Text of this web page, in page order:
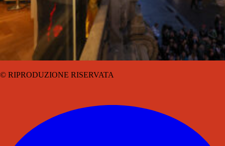
© RIPRODUZIONE RISERVATA